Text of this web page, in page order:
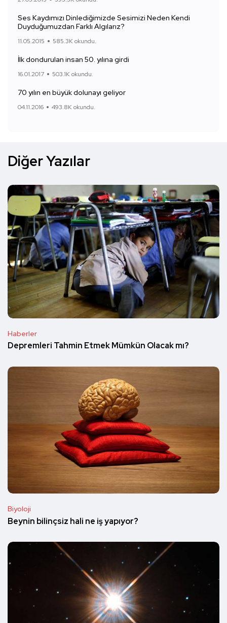
Ses Kaydımızı Dinlediğimizde Sesimizi Neden Kendi
Duyduğumuzdan Farklı Algılarız?
11.05.2015 585.3K okundu.
İlk dondurulan insan 50. yılına girdi
16.01.2017 503.1K okundu.
70 yılın en büyük dolunayı geliyor
04.11.2016 493.8K okundu.
Diğer Yazılar
Haberler
Depremleri Tahmin Etmek Mümkün Olacak mı?
Biyoloji
Beynin bilinçsiz hali ne iş yapıyor?